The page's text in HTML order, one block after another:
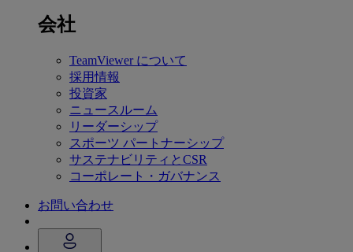
会社
TeamViewer について
採用情報
投資家
ニュースルーム
リーダーシップ
スポーツ パートナーシップ
サステナビリティとCSR
コーポレート・ガバナンス
お問い合わせ